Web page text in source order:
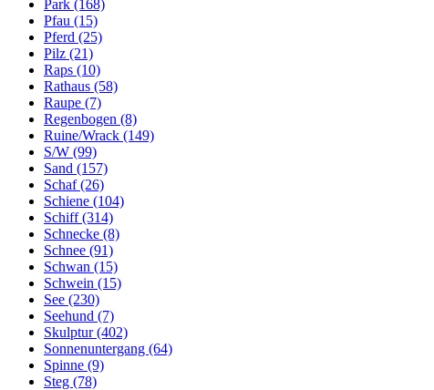
Park (168)
Pfau (15)
Pferd (25)
Pilz (21)
Raps (10)
Rathaus (58)
Raupe (7)
Regenbogen (8)
Ruine/Wrack (149)
S/W (99)
Sand (157)
Schaf (26)
Schiene (104)
Schiff (314)
Schnecke (8)
Schnee (91)
Schwan (15)
Schwein (15)
See (230)
Seehund (7)
Skulptur (402)
Sonnenuntergang (64)
Spinne (9)
Steg (78)